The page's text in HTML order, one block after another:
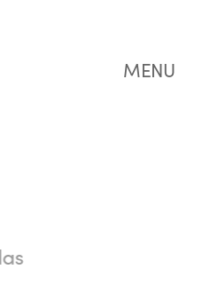
MENU